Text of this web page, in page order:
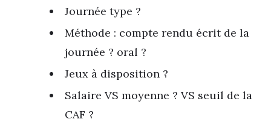
Journée type ?
Méthode : compte rendu écrit de la
journée ? oral ?
Jeux à disposition ?
Salaire VS moyenne ? VS seuil de la
CAF ?